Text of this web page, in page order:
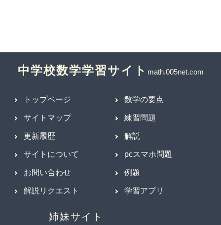
中学校数学学習サイト
トップページ
サイトマップ
更新履歴
サイトについて
お問い合わせ
解説リクエスト
数学の要点
練習問題
解説
pcスマホ問題
例題
学習アプリ